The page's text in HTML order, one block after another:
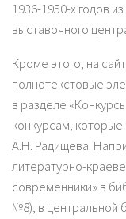
1936-1950-х годов
выставочного
Кроме этого, на
полнотекстовые
в разделе
конкурсам,
А.Н. Радищева.
литературно-
современники» в
№8), в центральной